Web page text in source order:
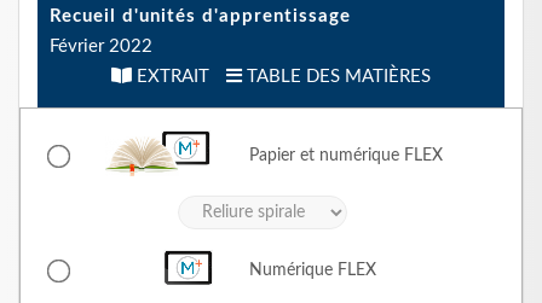
Recueil d'unités d'apprentissage
Février 2022
EXTRAIT
TABLE DES MATIÈRES
Papier et numérique FLEX
Numérique FLEX